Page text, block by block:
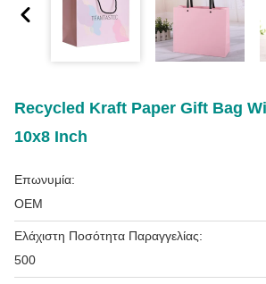
Recycled Kraft Paper Gift Bag
10x8 Inch
Επωνυμία:
OEM
Ελάχιστη Ποσότητα Παραγγελίας:
500